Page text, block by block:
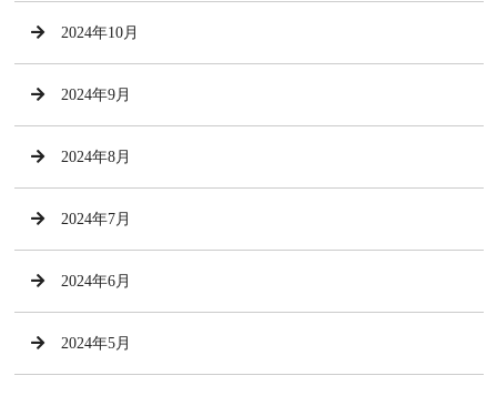
2024年10月
2024年9月
2024年8月
2024年7月
2024年6月
2024年5月